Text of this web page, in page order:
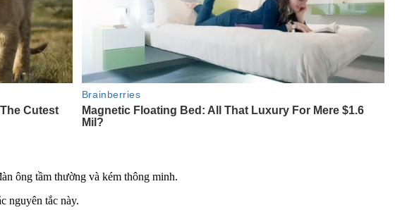
ông tầm thường và kém thông minh.
nguyên tắc này.